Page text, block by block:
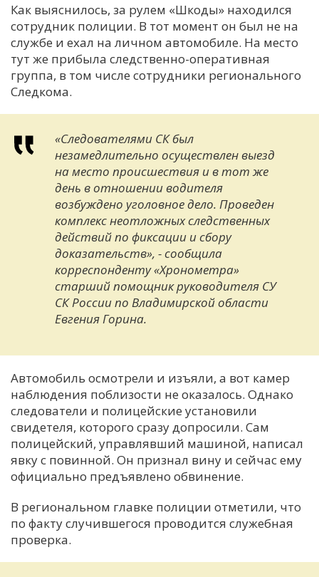
Как выяснилось, за рулем «Шкоды» находился
сотрудник полиции. В тот момент он был не на
службе и ехал на личном автомобиле. На место
тут же прибыла следственно-оперативная
группа, в том числе сотрудники регионального
Следкома.
«Следователями СК был
незамедлительно осуществлен выезд
на место происшествия и в тот же
день в отношении водителя
возбуждено уголовное дело. Проведен
комплекс неотложных следственных
действий по фиксации и сбору
доказательств», - сообщила
корреспонденту «Хронометра»
старший помощник руководителя СУ
СК России по Владимирской области
Евгения Горина.
Автомобиль осмотрели и изъяли, а вот камер
наблюдения поблизости не оказалось. Однако
следователи и полицейские установили
свидетеля, которого сразу допросили. Сам
полицейский, управлявший машиной, написал
явку с повинной. Он признал вину и сейчас ему
официально предъявлено обвинение.
В региональном главке полиции отметили, что
по факту случившегося проводится служебная
проверка.